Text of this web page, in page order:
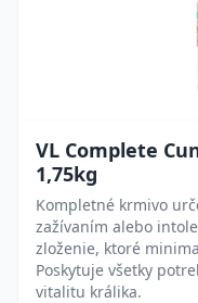
VL Complete
1,75kg
Kompletné krmivo
zažívaním alebo
zloženie, ktoré
Poskytuje všetky
vitalitu králika.